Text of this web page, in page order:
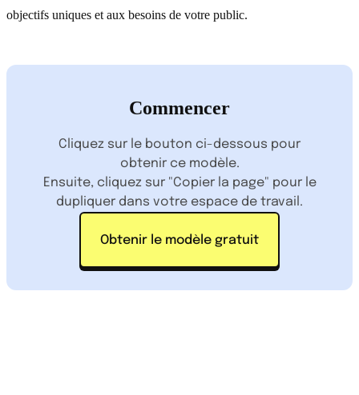
objectifs uniques et aux besoins de votre public.
Commencer
Cliquez sur le bouton ci-dessous pour
obtenir ce modèle.
Ensuite, cliquez sur "Copier la page" pour le
dupliquer dans votre espace de travail.
Obtenir le modèle gratuit